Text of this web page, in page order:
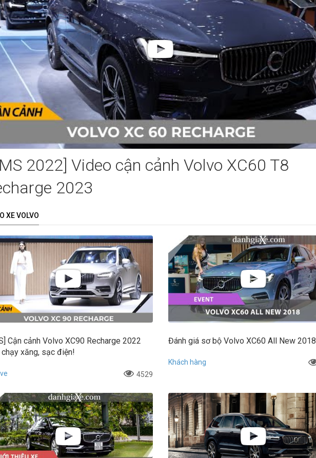
2022] Video cận cảnh Volvo XC60 T8
2023
XE VOLVO
Cận cảnh Volvo XC90 Recharge 2022
chạy xăng, sạc điện!
4529
Đánh giá sơ bộ Volvo XC60 All New 2018
Khách hàng